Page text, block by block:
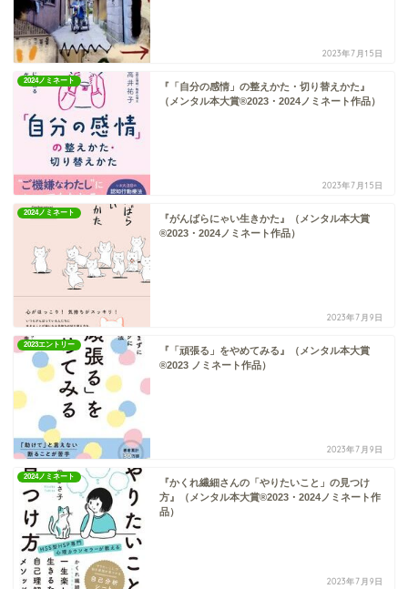
2023年7月15日
2024ノミネート
『「自分の感情」の整えかた・切り替えかた』
（メンタル本大賞®2023・2024ノミネート作品）
2023年7月15日
2024ノミネート
『がんばらにゃい生きかた』（メンタル本大賞
®2023・2024ノミネート作品）
2023年7月9日
2023エントリー
『「頑張る」をやめてみる』（メンタル本大賞
®2023 ノミネート作品）
2023年7月9日
2024ノミネート
『かくれ繊細さんの「やりたいこと」の見つけ
方』（メンタル本大賞®2023・2024ノミネート作
品）
2023年7月9日